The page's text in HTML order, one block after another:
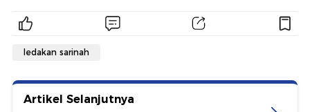
ledakan sarinah
Artikel Selanjutnya